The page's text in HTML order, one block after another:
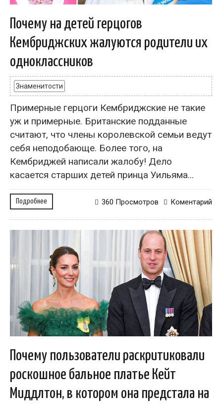
Почему на детей герцогов
Кембриджских жалуются родители их
одноклассников
Знаменитости
Примерные герцоги Кембриджские не такие
уж и примерные. Британские подданные
считают, что члены королевской семьи ведут
себя неподобающе. Более того, на
Кембриджей написали жалобу! Дело
касается старших детей принца Уильяма...
Подробнее Коментарий
360 Просмотров
Почему пользователи раскритиковали
роскошное бальное платье Кейт
Миддлтон, в котором она предстала на